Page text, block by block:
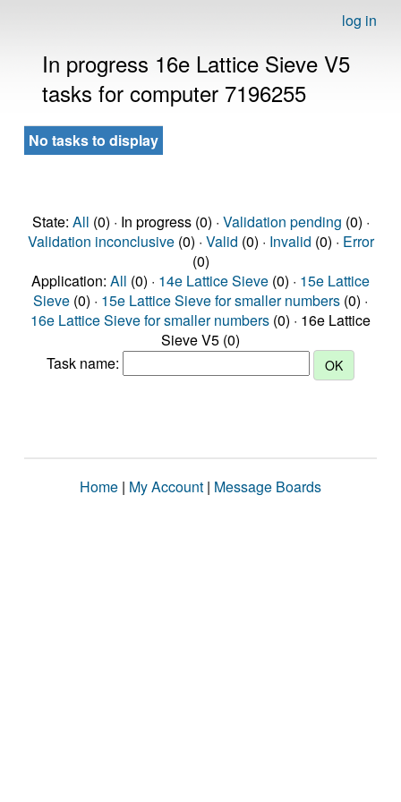
log in
In progress 16e Lattice Sieve V5
tasks for computer 7196255
No tasks to display
State: All (0) · In progress (0) · Validation pending (0) ·
Validation inconclusive(0) · Valid (0) · Invalid (0) · Error
(0)
Application: All (0) · 14e Lattice Sieve (0) · 15e Lattice
Sieve (0) · 15e Lattice Sieve for smaller numbers (0) ·
16e Lattice Sieve for smaller numbers (0) · 16e Lattice
Sieve V5 (0)
Task name:
Home | My Account | Message Boards